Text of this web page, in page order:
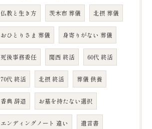
仏教と生き方 茨木市 葬儀 北摂 葬儀
おひとりさま 葬儀 身寄りがない 葬儀
死後事務委任 関西 終活 60代 終活
70代 終活 北摂 終活 葬儀 供養
香典 辞退 お墓を持たない選択
エンディングノート 違い 遺言書